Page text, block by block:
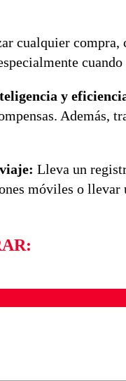
cualquier compra,
y
Además,
Lleva un
móviles o